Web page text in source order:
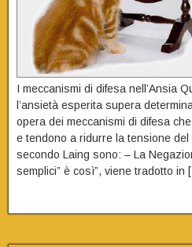
I meccanismi di difesa nell’Ansia
l’ansietà esperita supera
opera dei meccanismi di difesa
e tendono a ridurre la tensione
secondo Laing sono: – La
semplici” è così”, viene tradotto in